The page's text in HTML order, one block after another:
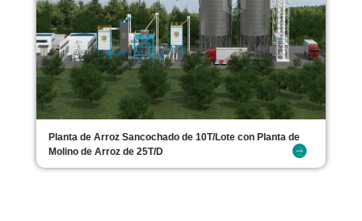
Planta de Arroz Sancochado de 10T/Lote con Planta de
Molino de Arroz de 25T/D